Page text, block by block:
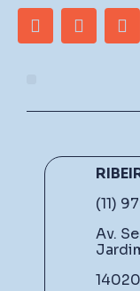
(11)
Av.